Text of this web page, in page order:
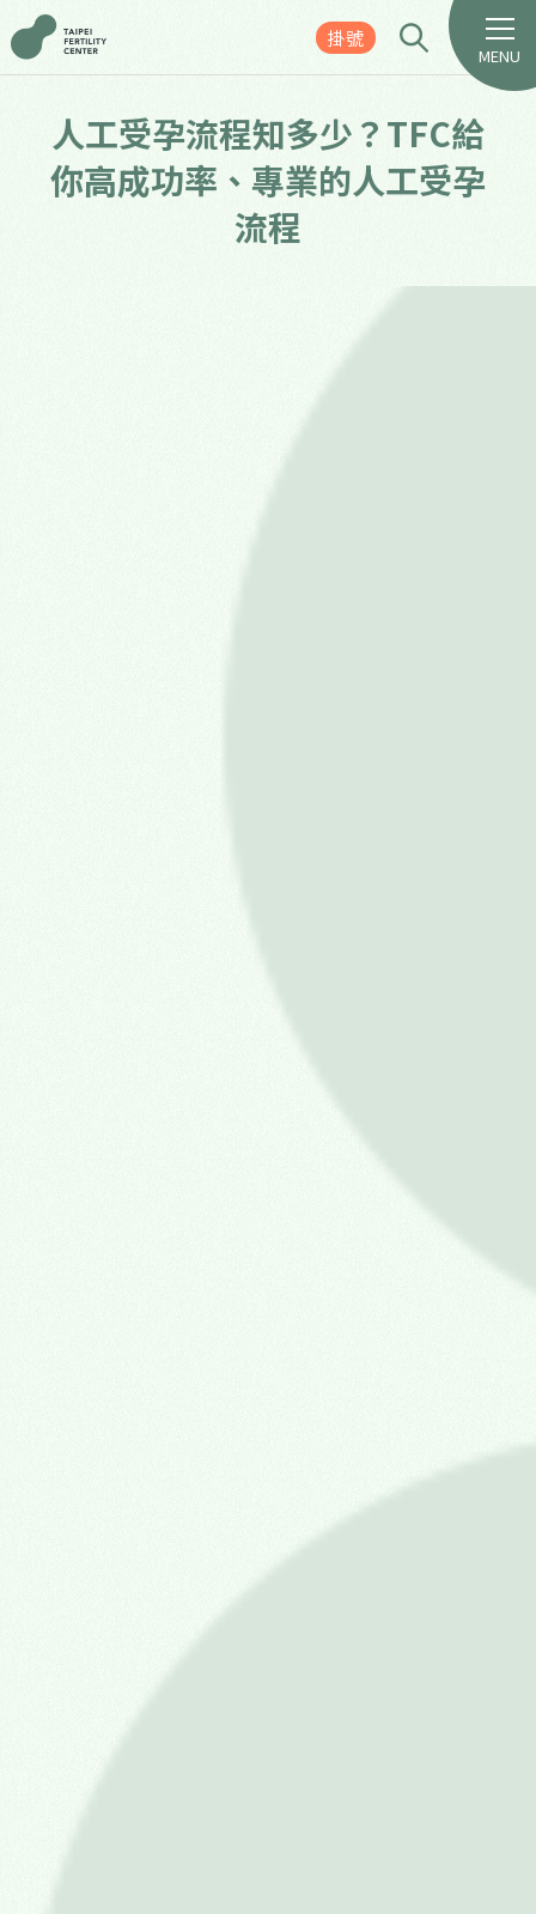
掛號
MENU
人工受孕流程知多少？TFC給
你高成功率、專業的人工受孕
流程